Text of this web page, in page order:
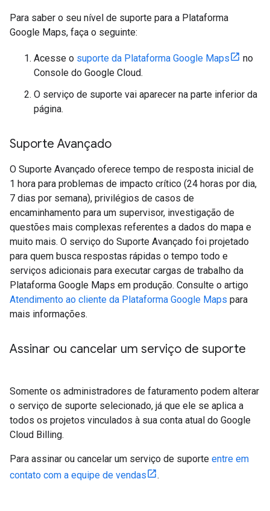
Para saber o seu nível de suporte para a Plataforma
Google Maps, faça o seguinte:
Acesse o suporte da Plataforma Google Maps
no
Console do Google Cloud.
O serviço de suporte vai aparecer na parte inferior da
página.
Suporte Avançado
O Suporte Avançado oferece tempo de resposta inicial de
1 hora para problemas de impacto crítico (24 horas por dia,
7 dias por semana), privilégios de casos de
encaminhamento para um supervisor, investigação de
questões mais complexas referentes a dados do mapa e
muito mais. O serviço do Suporte Avançado foi projetado
para quem busca respostas rápidas o tempo todo e
serviços adicionais para executar cargas de trabalho da
Plataforma Google Maps em produção. Consulte o artigo
Atendimento ao cliente da Plataforma Google Maps para
mais informações.
Assinar ou cancelar um serviço de suporte
Somente os administradores de faturamento podem alterar
o serviço de suporte selecionado, já que ele se aplica a
todos os projetos vinculados à sua conta atual do Google
Cloud Billing.
Para assinar ou cancelar um serviço de suporte entre em
contato com a equipe de vendas
.